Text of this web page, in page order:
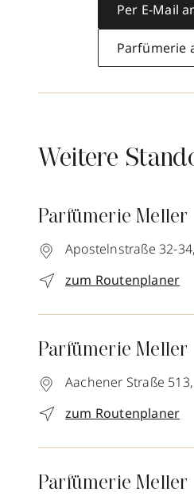
Per E-Mail
Parfümerie
Weitere
Parfümerie Meller
Apostelnstraße 32-34,
zum Routenplaner
Parfümerie Meller
Aachener Straße 513,
zum Routenplaner
Parfümerie Meller